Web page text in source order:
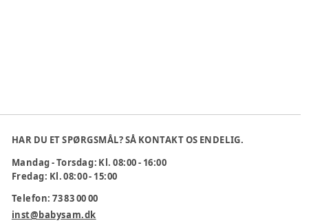
HAR DU ET SPØRGSMÅL? SÅ KONTAKT OS ENDELIG.
Mandag - Torsdag: Kl. 08:00 - 16:00
Fredag: Kl. 08:00 - 15:00
Telefon: 73 83 00 00
inst@babysam.dk